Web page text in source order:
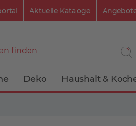
Aktuelle Kataloge
finden
Deko Haushalt &